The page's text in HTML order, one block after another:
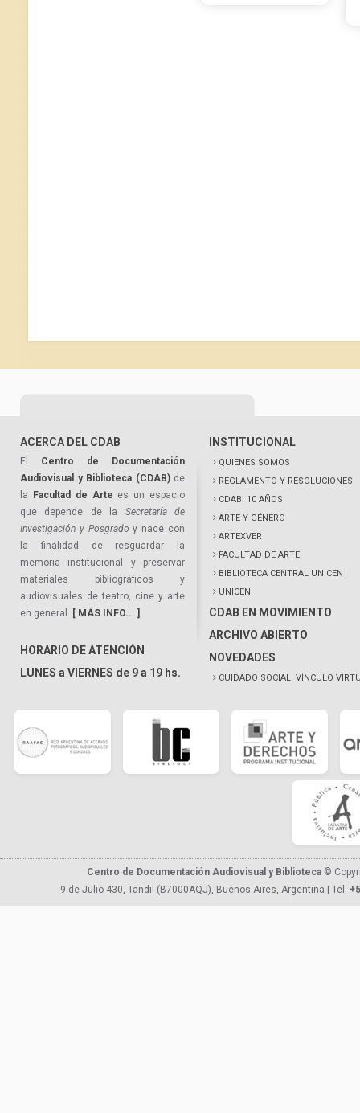
ACERCA DEL CDAB
El Centro de Documentación
Audiovisual y Biblioteca (CDAB)de
la
Facultad de Arte es un espacio
que depende de la Secretaría de
Investigación y Posgrado y nace con
la finalidad de resguardar la
memoria institucional y preservar
materiales bibliográficos y
audiovisuales de teatro, cine y arte
en general. [ MÁS INFO... ]
HORARIO DE ATENCIÓN
LUNES a VIERNES de 9 a 19 hs.
INSTITUCIONAL
QUIENES SOMOS
REGLAMENTO Y RESOLUCIONES
CDAB: 10 AÑOS
ARTE Y GÉNERO
ARTEXVER
FACULTAD DE ARTE
BIBLIOTECA CENTRAL UNICEN
UNICEN
CDAB EN MOVIMIENTO
ARCHIVO ABIERTO
NOVEDADES
CUIDADO SOCIAL. VÍNCULO
Centro de Documentación Audiovisual y Biblioteca ©
9 de Julio 430, Tandil (B7000AQJ), Buenos Aires, Argentina | Tel.